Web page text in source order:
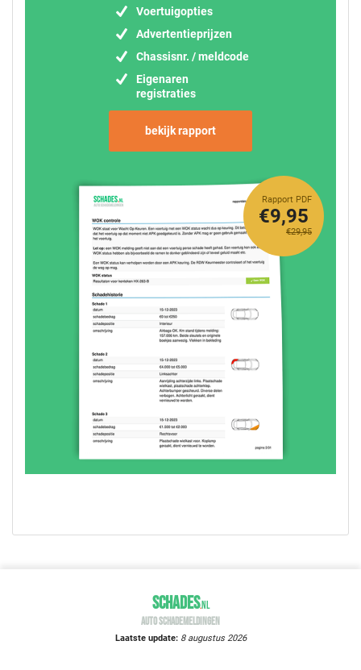
Voertuigopties
Advertentieprijzen
Chassisnr. / meldcode
Eigenaren
registraties
bekijk rapport
Rapport PDF
€29,95
€9,95
SCHADES.NL
AUTO SCHADEMELDINGEN
Laatste update: 8 augustus 2026